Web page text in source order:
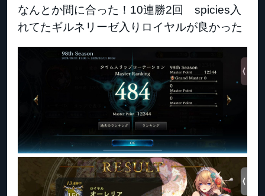
なんとか間に合った！10連勝2回 spicies入
れてたギルネリーゼ入りロイヤルが良かった